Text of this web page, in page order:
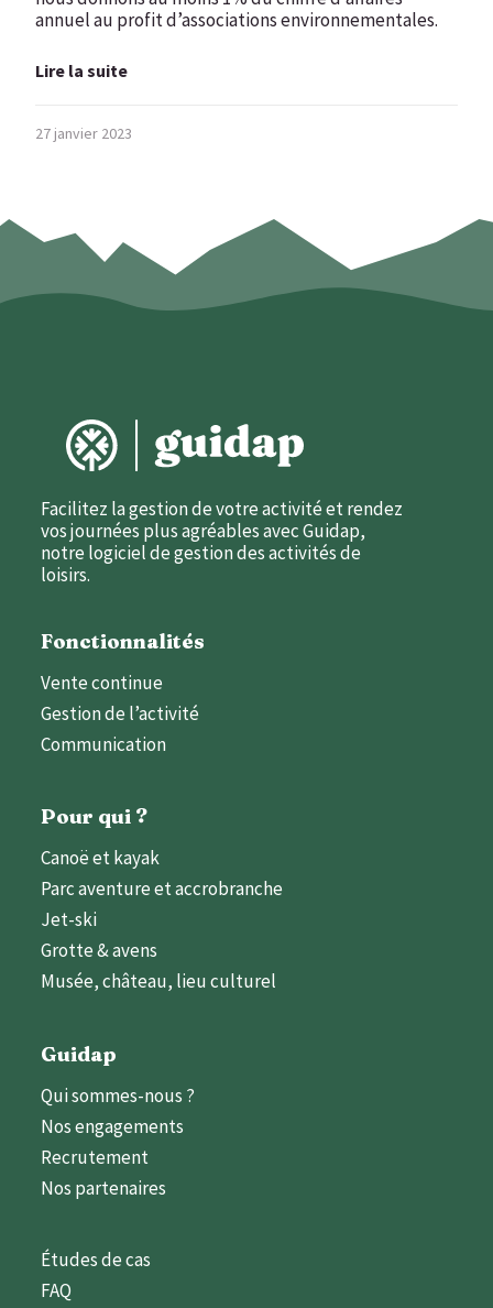
annuel au profit d’associations environnementales.
Lire la suite
27 janvier 2023
Facilitez la gestion de votre activité et rendez
vos journées plus agréables avec Guidap,
notre logiciel de gestion des activités de
loisirs.
Fonctionnalités
Vente continue
Gestion de l’activité
Communication
Pour qui ?
Canoë et kayak
Parc aventure et accrobranche
Jet-ski
Grotte & avens
Musée, château, lieu culturel
Guidap
Qui sommes-nous ?
Nos engagements
Recrutement
Nos partenaires
Études de cas
FAQ